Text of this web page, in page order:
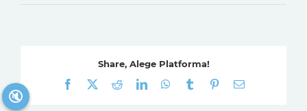
Share, Alege Platforma!
Facebook
RedditLinkedInWhatsApp
Tumblr Pinterest
E-
🔇